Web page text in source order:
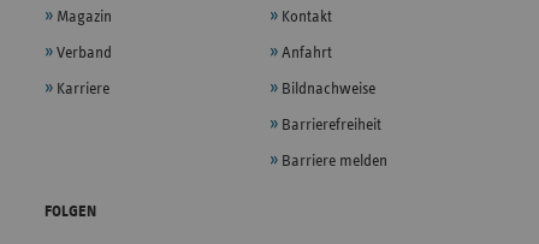
Magazin
Verband
Karriere
Kontakt
Anfahrt
Bildnachweise
Barrierefreiheit
Barriere melden
FOLGEN